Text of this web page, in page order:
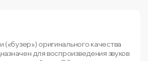
оригинального качества
для воспроизведения звуков